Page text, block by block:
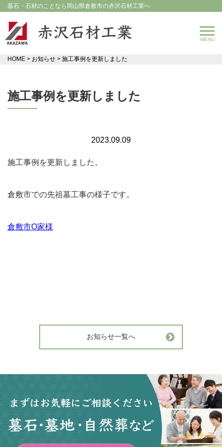
墓石・石材のことなら岡山県倉敷市の赤沢石材工業へ
HOME > お知らせ > 施工事例を更新しました
施工事例を更新しました
2023.09.09
施工事例を更新しました。
倉敷市での先祖墓工事の様子です。
倉敷市O家様
お知らせ一覧へ